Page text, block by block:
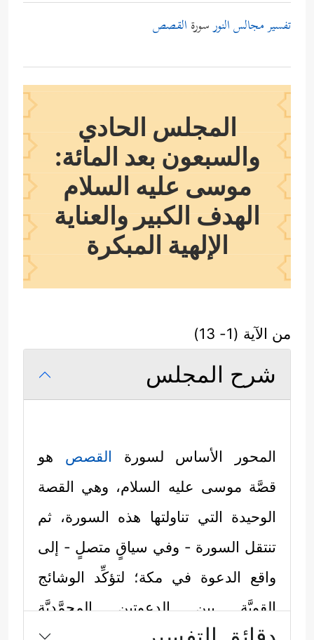
تفسير مجالس النورسورة القصص
المجلس الحادي
والسبعون بعد المائة:
موسى عليه السلام
الهدف الكبير والعناية
الإلهية المبكرة
من الآية (1- 13)
شرح المجلس
المحور الأساس لسورة القصص هو
قصَّة موسى عليه السلام، وهي القصة
الوحيدة التي تناولتها هذه السورة، ثم
تنتقل السورة - وفي سياقٍ متصلٍ - إلى
واقع الدعوة في مكة؛ لتؤكِّد الوشائج
القويَّة بين الدعوتين المحمَّديَّة